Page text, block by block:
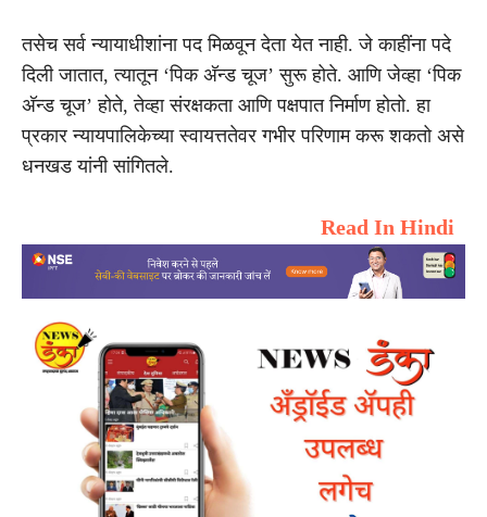
तसेच सर्व न्यायाधीशांना पद मिळवून देता येत नाही. जे काहींना पदे
दिली जातात, त्यातून ‘पिक अ‍ॅन्ड चूज’ सुरू होते. आणि जेव्हा ‘पिक
अ‍ॅन्ड चूज’ होते, तेव्हा संरक्षकता आणि पक्षपात निर्माण होतो. हा
प्रकार न्यायपालिकेच्या स्वायत्ततेवर गभीर परिणाम करू शकतो असे
धनखड यांनी सांगितले.
Read In Hindi